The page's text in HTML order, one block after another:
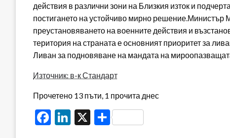
действия в различни зони на Близкия изток и
постигането на устойчиво мирно решение.Министър
преустановяването на военните действия и
територия на страната е основният приоритет за
Ливан за подновяване на мандата на
Източник: в-к Стандарт
Прочетено 13 пъти, 1 прочита днес
Facebook
LinkedIn
X Share